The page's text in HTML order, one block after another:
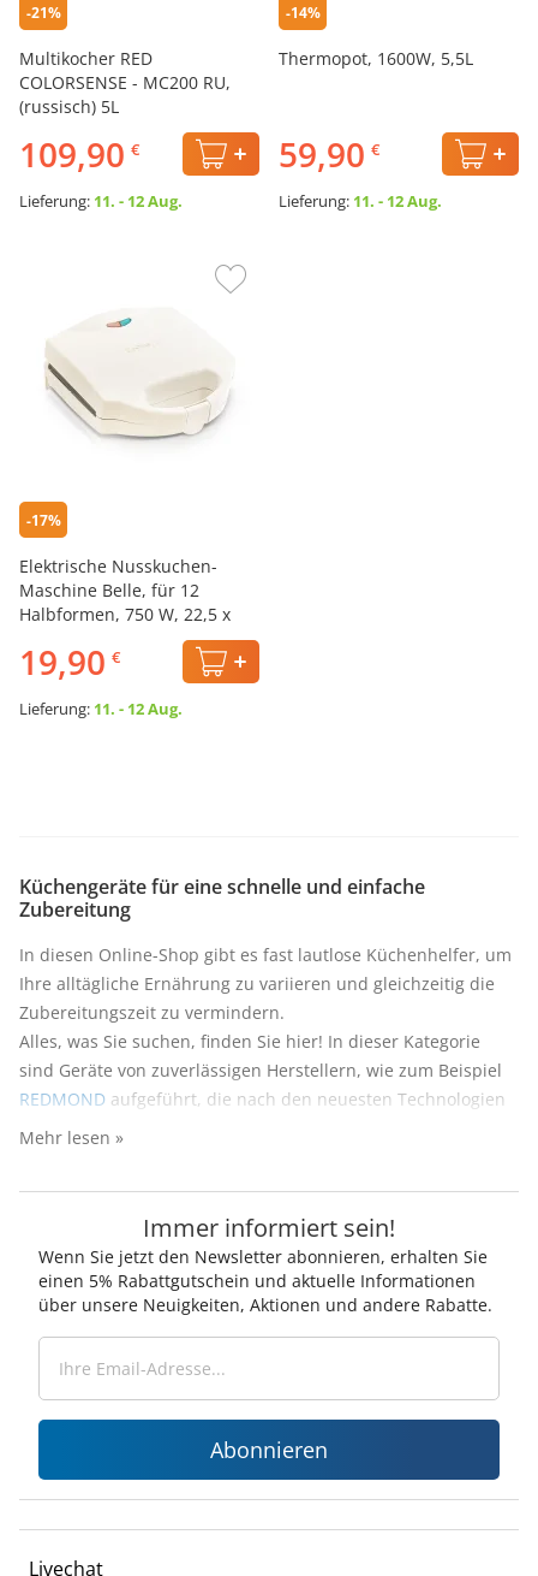
-21%
Multikocher RED
COLORSENSE - MC200 RU,
(russisch) 5L
109,90 €
Lieferung: 11. - 12 Aug.
-14%
Thermopot, 1600W, 5,5L
59,90 €
Lieferung: 11. - 12 Aug.
-17%
Elektrische Nusskuchen-
Maschine Belle, für 12
Halbformen, 750 W, 22,5 x
19,90 €
Lieferung: 11. - 12 Aug.
Küchengeräte für eine schnelle und einfache
Zubereitung
In diesen Online-Shop gibt es fast lautlose Küchenhelfer, um
Ihre alltägliche Ernährung zu variieren und gleichzeitig die
Zubereitungszeit zu vermindern.
Alles, was Sie suchen, finden Sie hier! In dieser Kategorie
sind Geräte von zuverlässigen Herstellern, wie zum Beispiel
REDMOND aufgeführt, die nach den neuesten Technologien
entwickelt sind.
Eine schnelle Tasse Tee am Morgen oder gemeinsames
Teetrinken während des Familienabends ist eine einfache
Aufgabe für unsere Wasser- und Teekocher. Füllen Sie dieses
Gerät mit dem Wasser, schalten Sie es an und warten, bis
das Wasser heiß wird! Die Auswahl vonelektrischen
Wasserkochern ist riesig, deshalb soll man sich eine wichtige
Regel merken: alles ist Geschmackssache! Man wählt
lediglich das, was man mag. Entscheiden Sie sich allein oder
mit der ganzen Familie, wichtig ist, dass der richtige
Wasserkocher gute Laune Ihrem Haus verbreitet.
Nussbäcker und Waffeleisen - Süßigkeiten aus der
Mehr lesen »
Immer informiert sein!
Wenn Sie jetzt den Newsletter abonnieren, erhalten Sie
einen 5% Rabattgutschein und aktuelle Informationen
über unsere Neuigkeiten, Aktionen und andere Rabatte.
Abonnieren
Livechat